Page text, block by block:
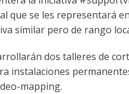
que se les representará
similar pero de rango
dos talleres de
instalaciones
mapping.